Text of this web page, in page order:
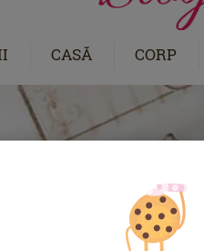
CASĂ CORP